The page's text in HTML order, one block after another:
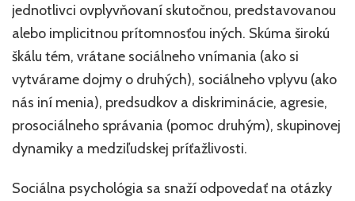
jednotlivci ovplyvňovaní skutočnou, predstavovanou
alebo implicitnou prítomnosťou iných. Skúma širokú
škálu tém, vrátane sociálneho vnímania (ako si
vytvárame dojmy o druhých), sociálneho vplyvu (ako
nás iní menia), predsudkov a diskriminácie, agresie,
prosociálneho správania (pomoc druhým), skupinovej
dynamiky a medziľudskej príťažlivosti.
Sociálna psychológia sa snaží odpovedať na otázky